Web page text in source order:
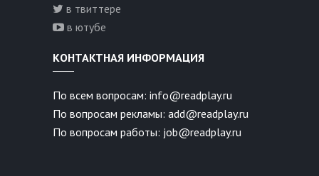
в твиттере
в ютубе
КОНТАКТНАЯ ИНФОРМАЦИЯ
По всем вопросам: info@readplay.ru
По вопросам рекламы: add@readplay.ru
По вопросам работы: job@readplay.ru